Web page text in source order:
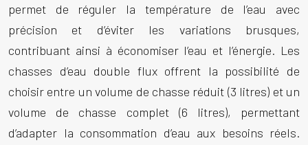
permet de réguler la température de l’eau avec
précision et d’éviter les variations brusques,
contribuant ainsi à économiser l’eau et l’énergie. Les
chasses d’eau double flux offrent la possibilité de
choisir entre un volume de chasse réduit (3 litres) et un
volume de chasse complet (6 litres), permettant
d’adapter la consommation d’eau aux besoins réels.